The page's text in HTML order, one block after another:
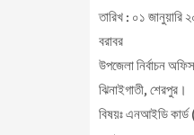
তারিখ : ০১ জানুয়ারি
বরাবর
উপজেলা নির্বাচন
ঝিনাইগাতী, শেরপুর।
বিষয়ঃ এনআইডি